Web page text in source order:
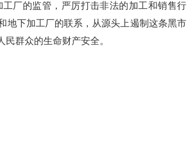
厂的监管，严厉打击非法的加工和销售行
地下加工厂的联系，从源头上遏制这条黑市
群众的生命财产安全。